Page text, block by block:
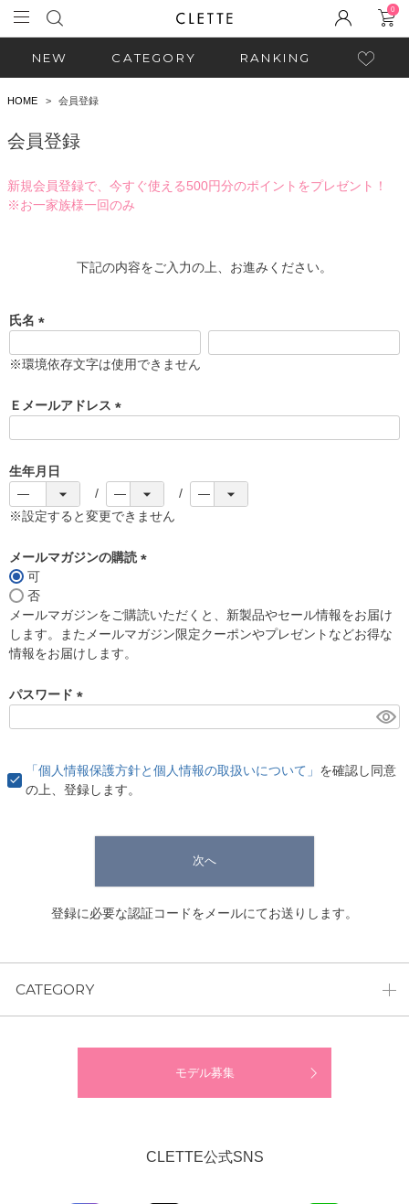
0
NEW CATEGORY RANKING
HOME 会員登録
会員登録
新規会員登録で、今すぐ使える500円分のポイントをプレゼント！
※お一家族様一回のみ
下記の内容をご入力の上、お進みください。
氏名
必
)
※環境依存文字は使用できません
Ｅメールアドレス
)
生年月日
※設定すると変更できません
メールマガジンの購読
須
)
可
否
メールマガジンをご購読いただくと、新製品やセール情報をお届け
します。またメールマガジン限定クーポンやプレゼントなどお得な
情報をお届けします。
パスワード
)
「個人情報保護方針と個人情報の取扱いについて」 を確認し同意
の上、登録します。
次へ
登録に必要な認証コードをメールにてお送りします。
CATEGORY
モデル募集
CLETTE公式SNS